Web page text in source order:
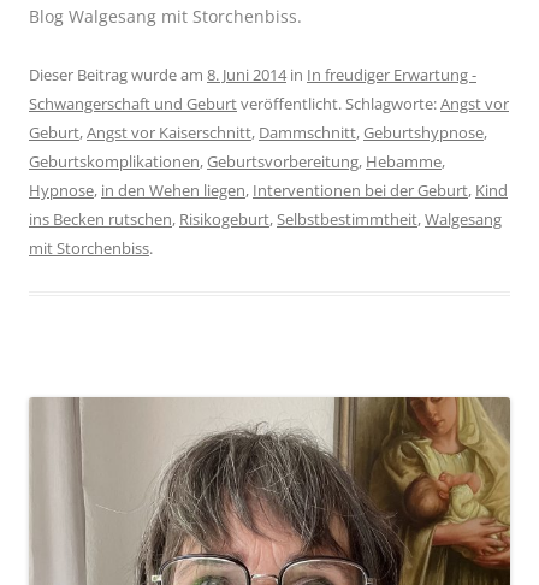
Blog Walgesang mit Storchenbiss.
Dieser Beitrag wurde am 8. Juni 2014in In freudiger Erwartung -
Schwangerschaft und Geburtveröffentlicht. Schlagworte:Angst vor
Geburt,Angst vor Kaiserschnitt, Dammschnitt,Geburtshypnose,
Geburtskomplikationen,Geburtsvorbereitung, Hebamme,
Hypnose, in den Wehen liegen, Interventionen bei der Geburt, Kind
ins Becken rutschen, Risikogeburt,Selbstbestimmtheit,Walgesang
mit Storchenbiss.